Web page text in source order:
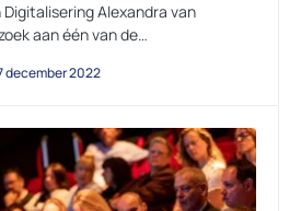
Alexandra van
aan één van de…
december 2022